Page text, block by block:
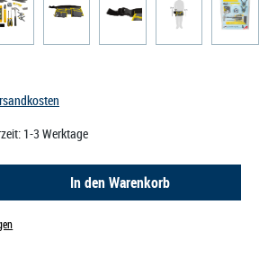
1-3 Werktage
Gib den gewünschten Wert ein
In den Warenkorb